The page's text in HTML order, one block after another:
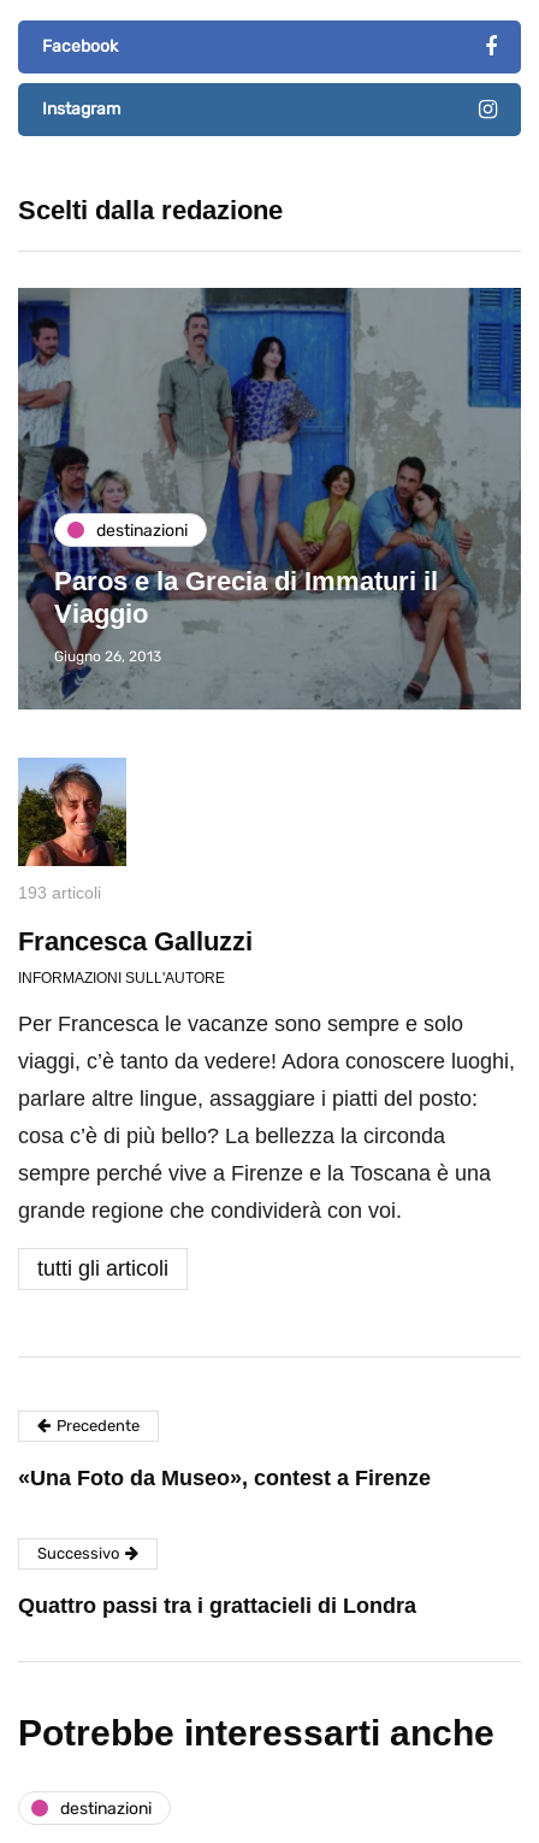
Facebook
Instagram
Scelti dalla redazione
destinazioni
Paros e la Grecia di Immaturi il
Viaggio
Giugno 26, 2013
193 articoli
Francesca Galluzzi
INFORMAZIONI SULL'AUTORE
Per Francesca le vacanze sono sempre e solo
viaggi, c’è tanto da vedere! Adora conoscere luoghi,
parlare altre lingue, assaggiare i piatti del posto:
cosa c’è di più bello? La bellezza la circonda
sempre perché vive a Firenze e la Toscana è una
grande regione che condividerà con voi.
tutti gli articoli
Precedente
«Una Foto da Museo», contest a Firenze
Successivo
Quattro passi tra i grattacieli di Londra
Potrebbe interessarti anche
destinazioni